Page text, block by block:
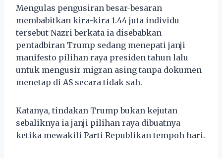
Mengulas pengusiran besar-besaran
membabitkan kira-kira 1.44 juta individu
tersebut Nazri berkata ia disebabkan
pentadbiran Trump sedang menepati janji
manifesto pilihan raya presiden tahun lalu
untuk mengusir migran asing tanpa dokumen
menetap di AS secara tidak sah.
Katanya, tindakan Trump bukan kejutan
sebaliknya ia janji pilihan raya dibuatnya
ketika mewakili Parti Republikan tempoh hari.